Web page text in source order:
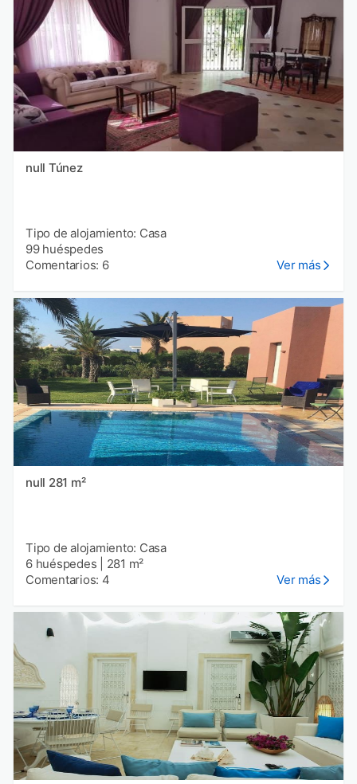
null Túnez
Tipo de alojamiento: Casa
99 huéspedes
Comentarios: 6
Ver más
null 281 m²
Tipo de alojamiento: Casa
6 huéspedes
281 m²
Comentarios: 4
Ver más